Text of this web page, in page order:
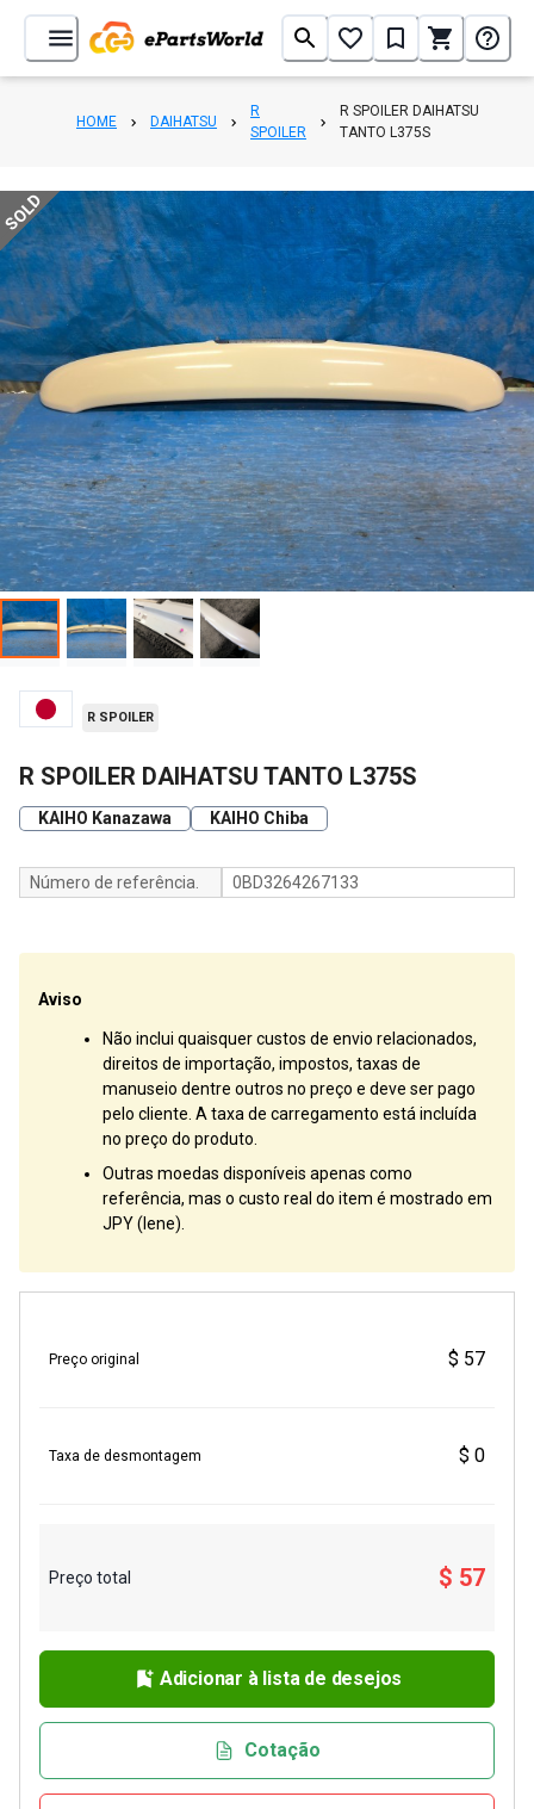
HOME DAIHATSU
R
SPOILER
R SPOILER DAIHATSU
TANTO L375S
4
SOLD
R SPOILER
R SPOILER DAIHATSU TANTO L375S
KAIHO Kanazawa KAIHO Chiba
Número de referência. 0BD3264267133
Aviso
Não inclui quaisquer custos de envio relacionados,
direitos de importação, impostos, taxas de
manuseio dentre outros no preço e deve ser pago
pelo cliente. A taxa de carregamento está incluída
no preço do produto.
Outras moedas disponíveis apenas como
referência, mas o custo real do item é mostrado em
JPY (Iene).
Preço original $ 57
Taxa de desmontagem $ 0
Preço total $ 57
Adicionar à lista de desejos
Cotação